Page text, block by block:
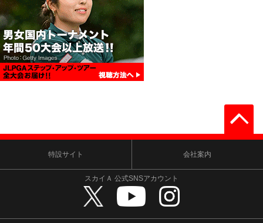
特設サイト 会社案内
スカイＡ 公式SNSアカウント